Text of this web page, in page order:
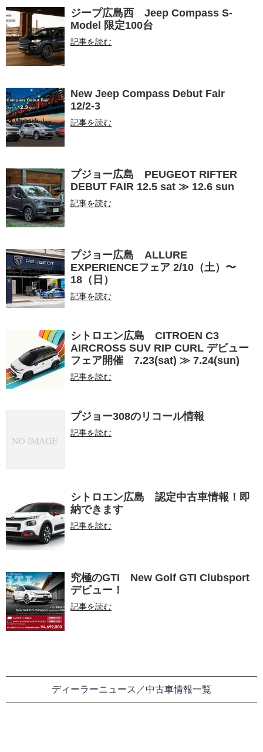
ジープ広島西 Jeep Compass S-
Model 限定100台
記事を読む
New Jeep Compass Debut Fair
12/2-3
記事を読む
プジョー広島 PEUGEOT RIFTER
DEBUT FAIR 12.5 sat ≫ 12.6 sun
記事を読む
プジョー広島 ALLURE
EXPERIENCEフェア 2/10（土）〜
18（日）
記事を読む
シトロエン広島 CITROEN C3
AIRCROSS SUV RIP CURL デビュー
フェア開催 7.23(sat) ≫ 7.24(sun)
記事を読む
プジョー308のリコール情報
記事を読む
シトロエン広島 認定中古車情報！即
納できます
記事を読む
究極のGTI New Golf GTI Clubsport
デビュー！
記事を読む
ディーラーニュース／中古車情報一覧